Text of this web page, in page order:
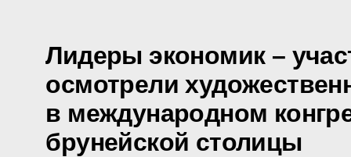
Лидеры экономик –
осмотрели
в международном
брунейской столицы